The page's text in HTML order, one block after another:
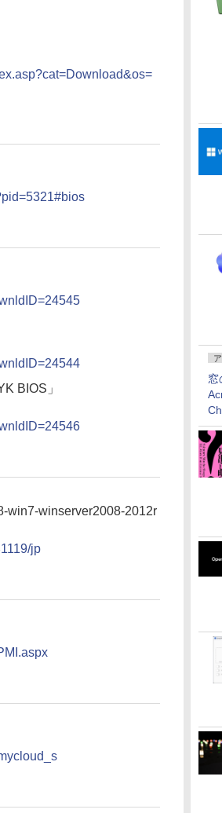
BIOS」
win7-winserver2008-2012r
jp